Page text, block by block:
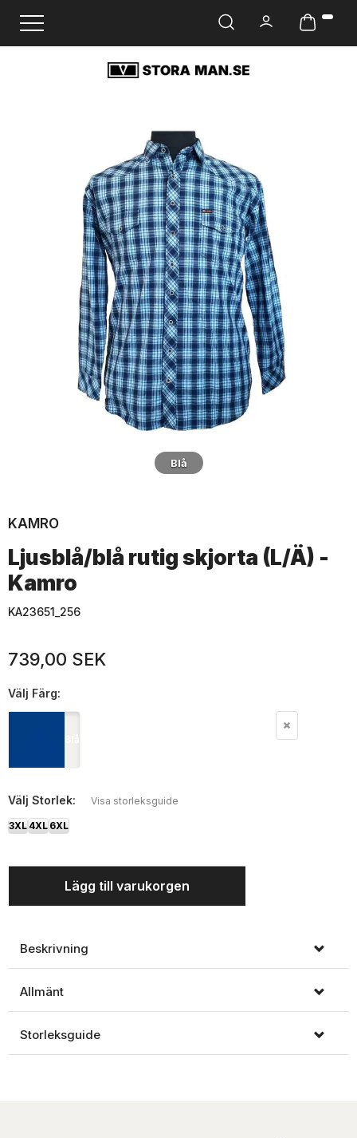
Ändra navigering
Blå
KAMRO
Ljusblå/blå rutig skjorta (L/Ä) -
Kamro
KA23651_256
739,00 SEK
Välj Färg:
Blå
Välj Storlek: Visa storleksguide
3XL 4XL 6XL
Lägg till varukorgen
Beskrivning
Allmänt
Storleksguide